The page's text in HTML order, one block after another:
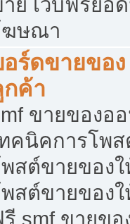
ย เว็บฟรียอ
ษณา
ร์ดขายของ
กค้า
ขายของอ
คนิคการโพ
สต์ขายของ
สต์ขายของ
smf ขายข